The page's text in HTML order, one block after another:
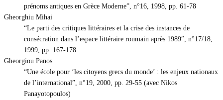
prénoms antiques en Grèce Moderne”, n°16, 1998, pp. 61-78
Gheorghiu Mihai
“Le parti des critiques littéraires et la crise des instances de
consécration dans l’espace littéraire roumain après 1989″, n°17/18,
1999, pp. 167-178
Gheorgiou Panos
“Une école pour ‘les citoyens grecs du monde’ : les enjeux nationaux
de l’international”, n°19, 2000, pp. 29-55 (avec Nikos
Panayotopoulos)